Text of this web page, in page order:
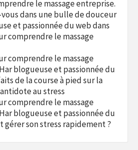
le massage entreprise.
dans une bulle de douceur
et passionnée du webdans
comprendre le massage
comprendre le massage
blogueuse et passionnée du
de la course à pied sur la
au stress
comprendre le massage
blogueuse et passionnée du
gérer son stress rapidement ?